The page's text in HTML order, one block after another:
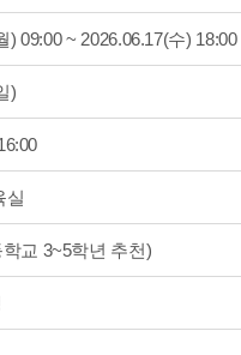
) 09:00 ~ 2026.06.17(수) 18:00
)
실
교 3~5학년 추천)